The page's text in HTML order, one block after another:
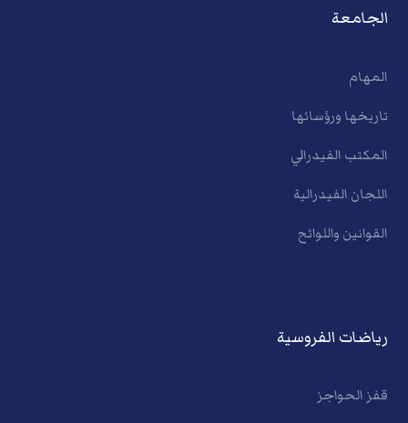
الجامعة
المهام
تاريخها ورؤسائها
المكتب الفيدرالي
اللجان الفيدرالية
القوانين واللوائح
رياضات الفروسية
قفز الحواجز